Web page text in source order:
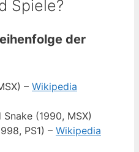
Spiele?
der
– Wikipedia
(1990, MSX)
PS1) – Wikipedia